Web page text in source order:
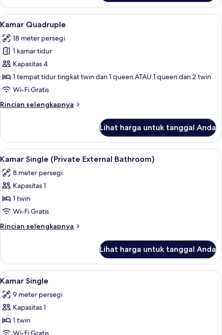
Kamar
Triple
Superior
Lihat
semua
foto
untuk
Kamar
Quadruple
Kamar Quadruple | Brankas, meja
4
Kamar Quadruple
18 meter persegi
1 kamar tidur
Kapasitas 4
1 tempat tidur tingkat twin dan 1 queen ATAU 1 queen dan 2 twin
Wi-Fi Gratis
Rincian selengkapnya
Rincian
Kamar
Quadruple
Lihat harga untuk tanggal Anda
Lihat
semua
foto
untuk
Kamar
Single
(Private
External
Brankas, meja kerja, ruang kerja
4
Kamar Single (Private External Bathroom)
8 meter persegi
Kapasitas 1
1 twin
Wi-Fi Gratis
Rincian selengkapnya
Rincian
Kamar
Single
(Private
Bathroom)
Lihat harga untuk tanggal Anda
Lihat
semua
foto
untuk
Kamar
Single
Brankas, meja kerja, ruang kerja
4
Kamar Single
9 meter persegi
Kapasitas 1
1 twin
Wi-Fi Gratis